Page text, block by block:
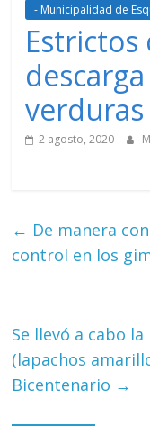
- Municipalidad de
verduras
2 agosto, 2020
← De manera
control en los
Se llevó a cabo
(lapachos
Bicentenario →